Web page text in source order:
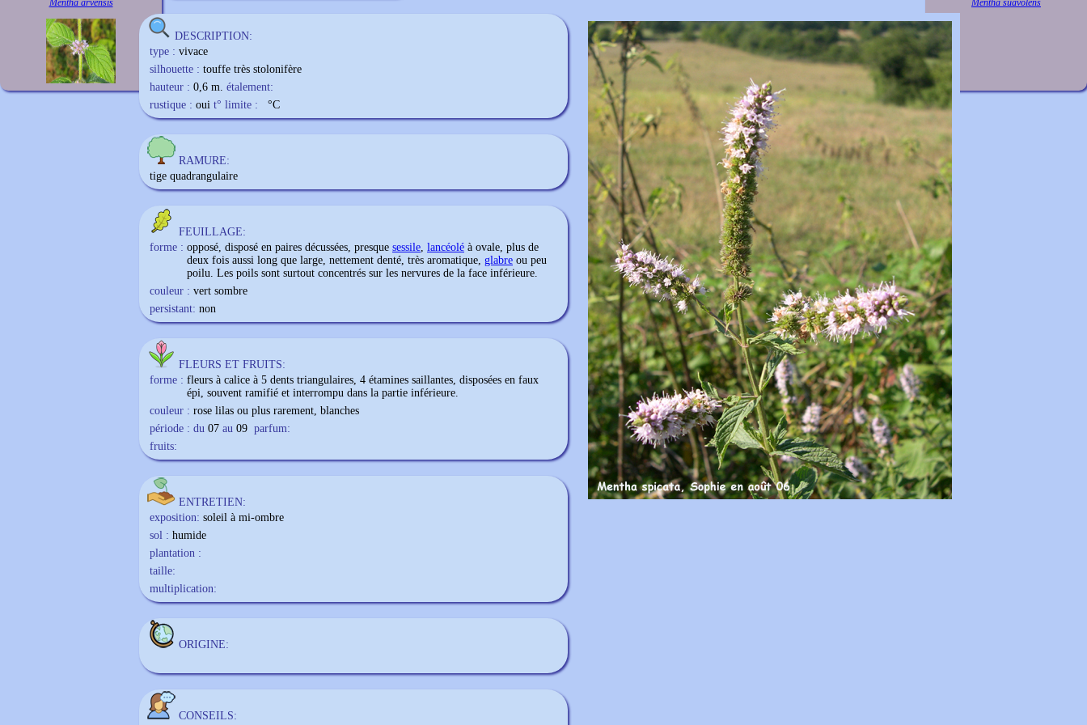
Mentha arvensis Mentha suavolens
DESCRIPTION:
type : vivace
silhouette : touffe très stolonifère
hauteur : 0,6 m. étalement:
rustique : oui t° limite : °C
RAMURE:
tige quadrangulaire
FEUILLAGE:
forme : opposé, disposé en paires décussées, presque sessile, lancéolé à ovale, plus de
deux fois aussi long que large, nettement denté, très aromatique, glabre ou peu
poilu. Les poils sont surtout concentrés sur les nervures de la face inférieure.
couleur : vert sombre
persistant: non
FLEURS ET FRUITS:
forme : fleurs à calice à 5 dents triangulaires, 4 étamines saillantes, disposées en faux
épi, souvent ramifié et interrompu dans la partie inférieure.
couleur : rose lilas ou plus rarement, blanches
période : du 07 au 09 parfum:
fruits:
ENTRETIEN:
exposition: soleil à mi-ombre
sol : humide
plantation :
taille:
multiplication:
ORIGINE:
CONSEILS: